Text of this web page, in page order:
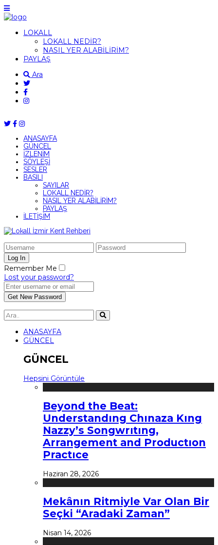
LOKALL
LOKALL NEDİR?
NASIL YER ALABİLİRİM?
PAYLAŞ
Ara
ANASAYFA
GÜNCEL
İZLENİM
SÖYLEŞİ
SESLER
BASILI
SAYILAR
LOKALL NEDİR?
NASIL YER ALABİLİRİM?
PAYLAŞ
İLETİŞİM
Remember Me
Lost your password?
ANASAYFA
GÜNCEL
GÜNCEL
Hepsini Görüntüle
Beyond the Beat:
Understandıng Chınaza Kıng
Nazzy’s Songwrıtıng,
Arrangement and Productıon
Practıce
Haziran 28, 2026
Mekânın Ritmiyle Var Olan Bir
Seçki “Aradaki Zaman”
Nisan 14, 2026